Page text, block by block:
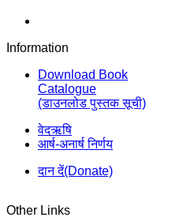
Information
Download Book
Catalogue
(डाउनलोड पुस्तक सूची)
वेदऋषि
आर्ष-अनार्ष निर्णय
दान दें(Donate)
Other Links